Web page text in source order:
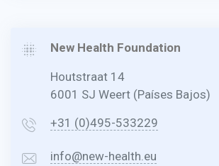
New Health Foundation
Houtstraat 14
6001 SJ Weert (Países Bajos)
+31 (0)495-533229
info@new-health.eu